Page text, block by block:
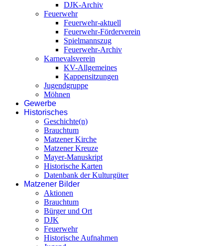
DJK-Archiv
Feuerwehr
Feuerwehr-aktuell
Feuerwehr-Förderverein
Spielmannszug
Feuerwehr-Archiv
Karnevalsverein
KV-Allgemeines
Kappensitzungen
Jugendgruppe
Möhnen
Gewerbe
Historisches
Geschichte(n)
Brauchtum
Matzener Kirche
Matzener Kreuze
Mayer-Manuskript
Historische Karten
Datenbank der Kulturgüter
Matzener Bilder
Aktionen
Brauchtum
Bürger und Ort
DJK
Feuerwehr
Historische Aufnahmen